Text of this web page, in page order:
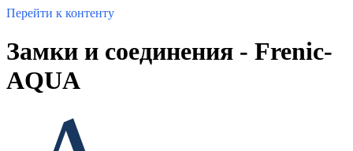
Перейти к контенту
Замки и соединения - Frenic-
AQUA